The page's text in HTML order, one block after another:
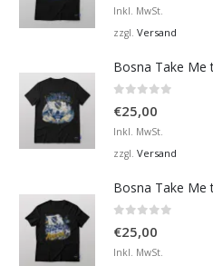
Inkl. MwSt.
zzgl. Versand
€25,00
Inkl. MwSt.
zzgl. Versand
€25,00
Inkl. MwSt.